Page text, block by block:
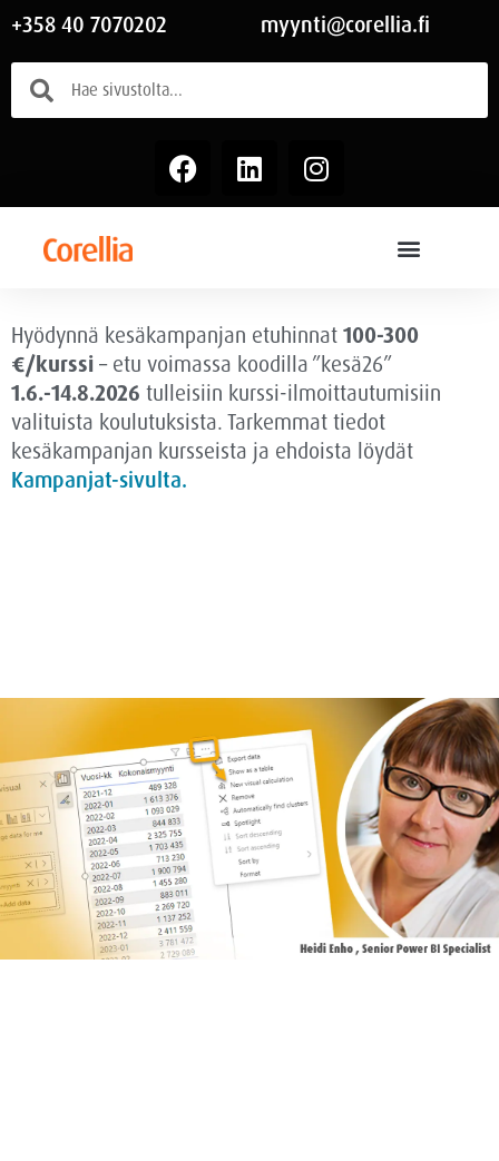
+358 40 7070202 myynti@corellia.fi
Hyödynnä kesäkampanjan etuhinnat 100-300
€/kurssi – etu voimassa koodilla ”kesä26”
1.6.-14.8.2026 tulleisiin kurssi-ilmoittautumisiin
valituista koulutuksista. Tarkemmat tiedot
kesäkampanjan kursseista ja ehdoista löydät
Kampanjat-sivulta.